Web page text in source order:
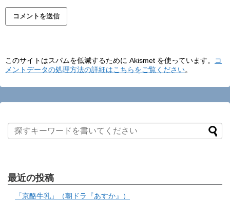
このサイトはスパムを低減するために Akismet を使っています。
コ
メントデータの処理方法の詳細はこちらをご覧ください。
最近の投稿
「京酪牛乳」（朝ドラ『あすか』）